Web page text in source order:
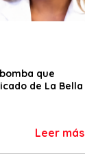
que
de La Bella
Leer más